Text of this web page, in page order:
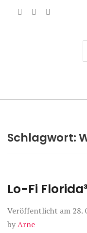
Schlagwort:
Lo-Fi
Veröffentlicht am 28.
byArne